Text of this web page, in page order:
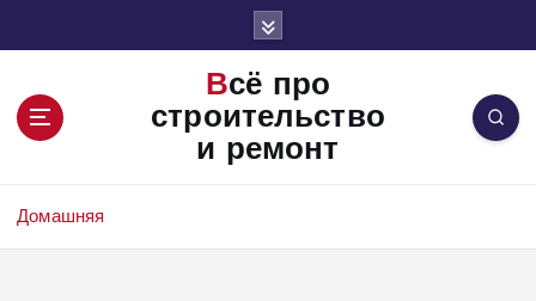
Всё про
строительство
и ремонт
Домашняя